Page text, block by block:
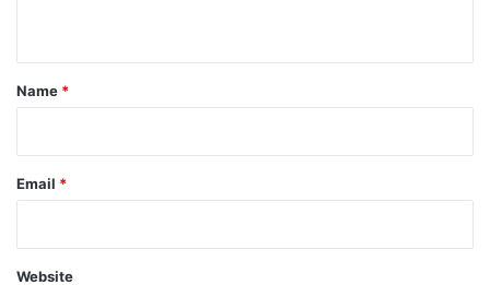
*
Name *
Email *
Website